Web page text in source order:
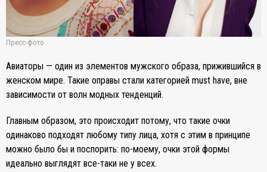
Пресс-фото
Авиаторы — один из элементов мужского образа, прижившийся в
женском мире. Такие оправы стали категорией must have, вне
зависимости от волн модных тенденций.
Главным образом, это происходит потому, что такие очки
одинаково подходят любому типу лица, хотя с этим в принципе
можно было бы и поспорить: по-моему, очки этой формы
идеально выглядят все-таки не у всех.